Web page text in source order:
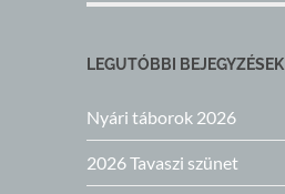
LEGUTÓBBI BEJEGYZÉSEK
Nyári táborok 2026
2026 Tavaszi szünet